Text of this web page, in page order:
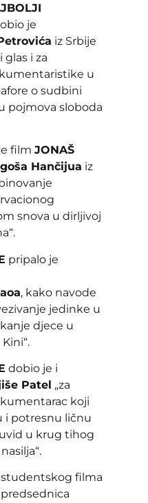
je
iz Srbije
glas i za
u
o sudbini
pojmova sloboda
film JONAŠ
Hančijua iz
snova u dirljivoj
pripalo je
, kako navode
jedinke u
djece u
dobio je i
Patel „za
koji
i potresnu ličnu
u krug tihog
filma
predsednica